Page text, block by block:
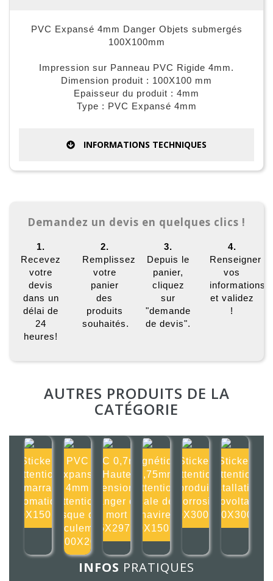
PVC Expansé 4mm Danger Objets submergés
100X100mm
Impression sur Panneau PVC Rigide 4mm.
Dimension produit : 100X100 mm
Epaisseur du produit : 4mm
Type : PVC Expansé 4mm
INFORMATIONS TECHNIQUES
Demandez un devis en quelques clics !
1.
Recevez
votre
devis
dans un
délai de
24
heures!
2.
Remplissez
votre
panier
des
produits
souhaités.
3.
Depuis le
panier,
cliquez
sur
"demande
de devis".
4.
Renseigner
vos
informations
et validez
!
AUTRES PRODUITS DE LA
CATÉGORIE
Sticker
Attention
démarrage
automatique
150X150mm
PVC
Expansé
4mm
Attention
risque de
basculement
200X20
PVC 0,7mm
Haute
tension
danger de
mort
105X297mm
Magnétique
0,75mm
Attention
cale de
navire
150X150mm
Sticker
Attention
produit
corrosif
300X300mm
Sticker
Attention
installation
photovoltaïque
300X300m
INFOS PRATIQUES